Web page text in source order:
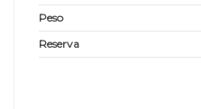
Peso
Reserva